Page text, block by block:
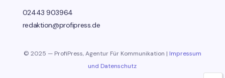
02443 903964
redaktion@profipress.de
© 2025 — ProfiPress, Agentur Für Kommunikation | Impressum
und Datenschutz